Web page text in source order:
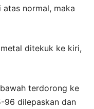
normal, maka
ditekuk ke kiri,
terdorong ke
dilepaskan dan